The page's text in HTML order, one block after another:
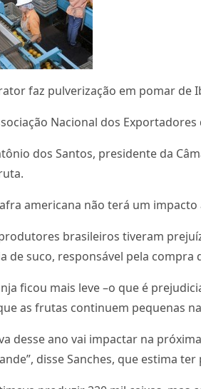
faz pulverização em pomar de
Nacional dos
dos Santos, presidente da
americana não terá um
brasileiros tiveram
de suco, responsável pela compra
ficou mais leve –o que é
as frutas continuem pequenas
desse ano vai impactar na
disse Sanches, que estima ter